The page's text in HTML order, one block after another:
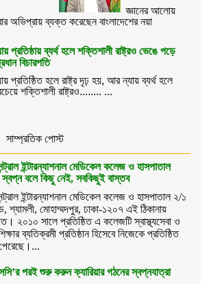
জ্ঞানের আলোয়
অভিপ্রায় ব্যক্ত করেছেন বাংলাদেশের নয়া
প্রতিষ্ঠায় ব্যর্থ হলে শক্তিশালী রাষ্ট্রও ভেঙে পড়ে
বিচারপতি
প্রতিষ্ঠিত হলে রাষ্ট্র দৃঢ় হয়, আর ন্যায় ব্যর্থ হলে
শক্তিশালী রাষ্ট্রও........ ...
সাম্প্রতিক পোস্ট
ইন্টারন্যাশনাল মেডিকেল কলেজ ও হাসপাতাল
স্বপ্ন বলে কিছু নেই, সবকিছুই বাস্তব
ইন্টারন্যাশনাল মেডিকেল কলেজ ও হাসপাতাল ২/১
শ্যামলী, মোহাম্মদপুর, ঢাকা-১২০৭ এই ঠিকানায়
২০১০ সালে প্রতিষ্ঠিত এ কলেজটি স্বাস্থ্যসেবা ও
ব্যতিক্রমী প্রতিষ্ঠান হিসেবে নিজেকে প্রতিষ্ঠিত
পরই শুরু করুন ক্যারিয়ার গঠনের স্বপ্নযাত্রা